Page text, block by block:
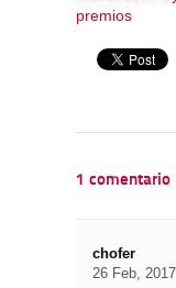
premios
1 comentario
chofer
26 Feb,